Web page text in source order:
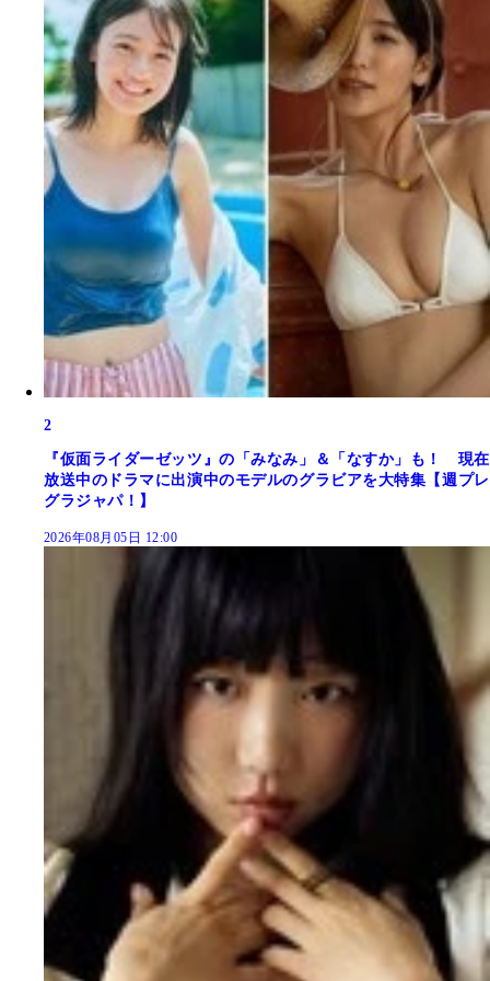
2
『仮面ライダーゼッツ』の「みなみ」＆「なすか」も！ 現在
放送中のドラマに出演中のモデルのグラビアを大特集【週プレ
グラジャパ！】
2026年08月05日 12:00